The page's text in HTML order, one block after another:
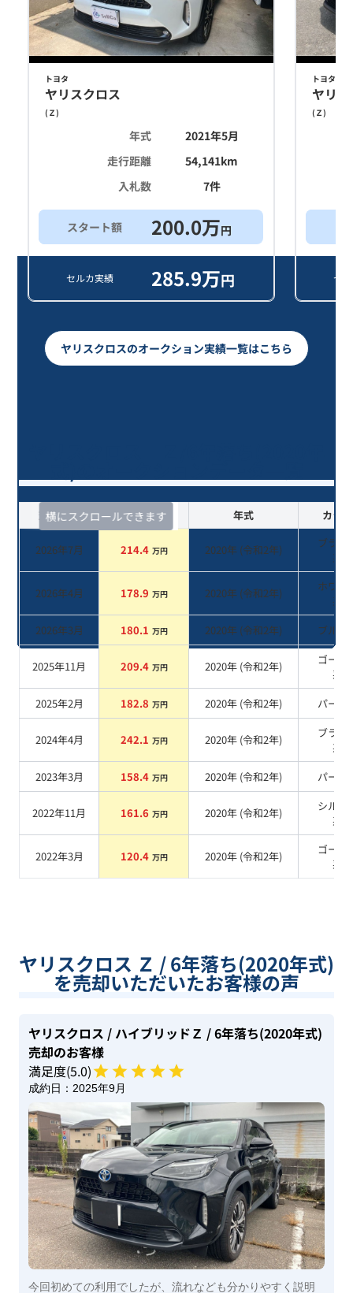
トヨタ
ヤリスクロス
( Ｚ)
年式
2021年5月
走行距離
54,141km
入札数
7件
スタート額 200.0万円
セルカ実績 285.9万円
トヨタ
ヤリ
( Ｚ)
セ
ヤリスクロスのオークション実績一覧はこちら
横にスクロールできます
査定時期 セルカ実績 年式 カラー
2026年7月 214.4 万円 2020年 (令和2年)
ブラッ
系
2026年4月 178.9 万円 2020年 (令和2年)
ホワイ
系
2026年3月
180.1 万円 2020年 (令和2年) ブルー
2025年11月 209.4 万円 2020年 (令和2年)
ゴール
系
2025年2月
182.8 万円 2020年 (令和2年) パール
2024年4月 242.1 万円 2020年 (令和2年)
ブラッ
系
2023年3月
158.4 万円 2020年 (令和2年) パール
2022年11月 161.6 万円 2020年 (令和2年)
シルバ
系
2022年3月 120.4 万円 2020年 (令和2年)
ゴール
系
ヤリスクロス Ｚ / 6年落ち(2020年式)
を売却いただいたお客様の声
ヤリスクロス / ハイブリッドＺ / 6年落ち(2020年式)
売却のお客様
満足度(5.0)
成約日： 2025年9月
今回初めての利用でしたが、流れなども分かりやすく説明